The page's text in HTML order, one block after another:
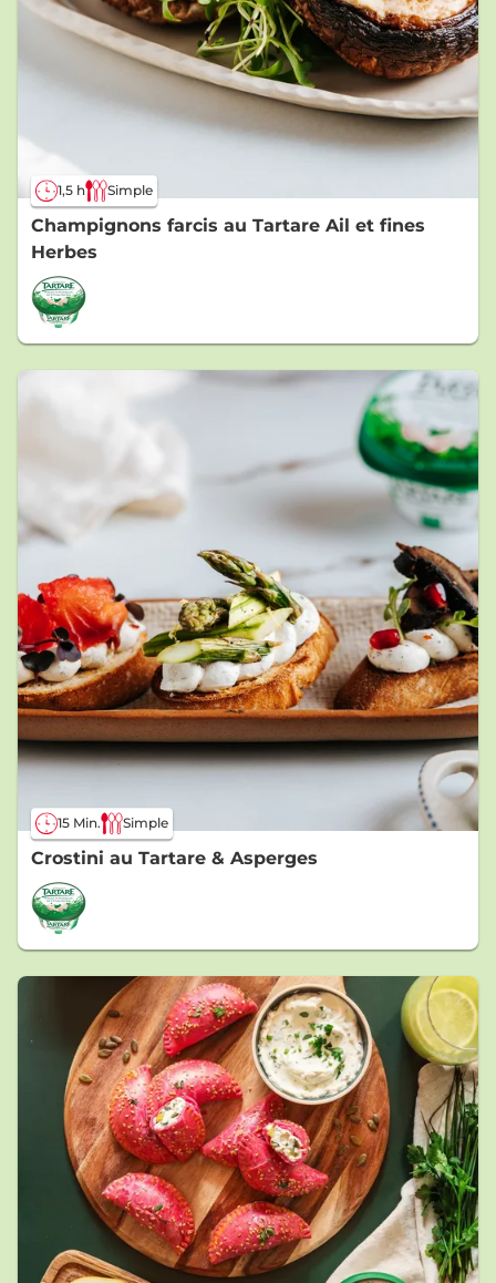
1,5 h Simple
Champignons farcis au Tartare Ail et fines
Herbes
15 Min. Simple
Crostini au Tartare & Asperges